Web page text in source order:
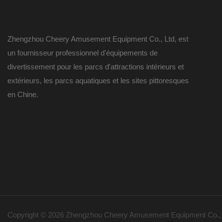
Zhengzhou Cheery Amusement Equipment Co., Ltd, est
un fournisseur professionnel d'équipements de
divertissement pour les parcs d'attractions intérieurs et
extérieurs, les parcs aquatiques et les sites pittoresques
en Chine.
Copyright © 2026 Zhengzhou Cheery Amusement Equipment